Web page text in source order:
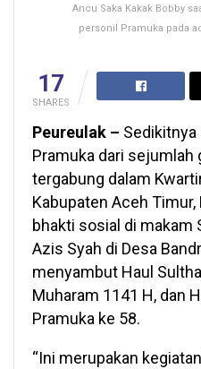
Ancu Saka Kakak Bobby
personil Pramuka pada
17
SHARES
Peureulak – Sedikitnya
Pramuka dari sejumlah
tergabung dalam
Kabupaten Aceh
bhakti sosial di makam
Azis Syah di Desa
menyambut Haul
Muharam 1141 H, dan
Pramuka ke 58.
“Ini merupakan